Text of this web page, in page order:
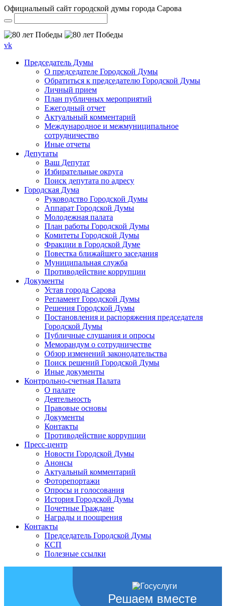
Официальный сайт городской думы города Сарова
vk
Председатель Думы
О председателе Городской Думы
Обратиться к председателю Городской Думы
Личный прием
План публичных мероприятий
Ежегодный отчет
Актуальный комментарий
Международное и межмуниципальное
сотрудничество
Иные отчеты
Депутаты
Ваш Депутат
Избирательные округа
Поиск депутата по адресу
Городская Дума
Руководство Городской Думы
Аппарат Городской Думы
Молодежная палата
План работы Городской Думы
Комитеты Городской Думы
Фракции в Городской Думе
Повестка ближайшего заседания
Муниципальная служба
Противодействие коррупции
Документы
Устав города Сарова
Регламент Городской Думы
Решения Городской Думы
Постановления и распоряжения председателя
Городской Думы
Публичные слушания и опросы
Меморандум о сотрудничестве
Обзор изменений законодательства
Поиск решений Городской Думы
Иные документы
Контрольно-счетная Палата
О палате
Деятельность
Правовые основы
Документы
Контакты
Противодействие коррупции
Пресс-центр
Новости Городской Думы
Анонсы
Актуальный комментарий
Фоторепортажи
Опросы и голосования
История Городской Думы
Почетные Граждане
Награды и поощрения
Контакты
Председатель Городской Думы
КСП
Полезные ссылки
Решаем вместе